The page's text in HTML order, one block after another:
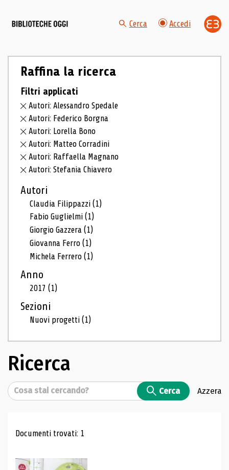
Cerca Accedi
Raffina la ricerca
Filtri applicati
Autori: Alessandro Spedale
Autori: Federico Borgna
Autori: Lorella Bono
Autori: Matteo Corradini
Autori: Raffaella Magnano
Autori: Stefania Chiavero
Autori
Claudia Filippazzi(1)
Fabio Guglielmi(1)
Giorgio Gazzera(1)
Giovanna Ferro(1)
Michela Ferrero(1)
Anno
2017(1)
Sezioni
Nuovi progetti(1)
Ricerca
Cerca Cerca Azzera
Risultati di ricerca
Documenti trovati: 1